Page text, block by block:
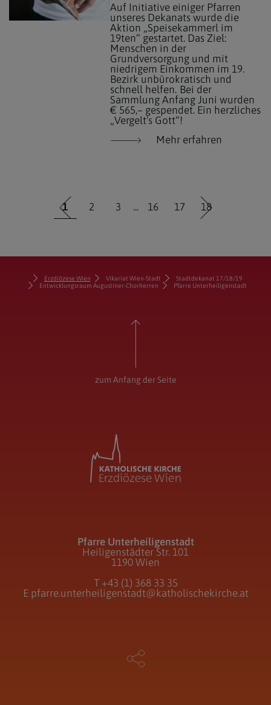
Auf Initiative einiger Pfarren
unseres Dekanats wurde die
Aktion „Speisekammerl im
19ten“ gestartet. Das Ziel:
Menschen in der
Grundversorgung und mit
niedrigem Einkommen im 19.
Bezirk unbürokratisch und
schnell helfen. Bei der
Sammlung Anfang Juni wurden
€ 565,– gespendet. Ein herzliches
„Vergelt's Gott“!
Mehr erfahren
1 2 3 ... 16 17 18
Erzdiözese Wien Vikariat Wien-Stadt
Stadtdekanat 17/18/19
Entwicklungsraum Augustiner-Chorherren
Pfarre Unterheiligenstadt
zum Anfang der Seite
Pfarre Unterheiligenstadt
Heiligenstädter Str. 101
1190 Wien
T +43 (1) 368 33 35
E pfarre.unterheiligenstadt@katholischekirche.at